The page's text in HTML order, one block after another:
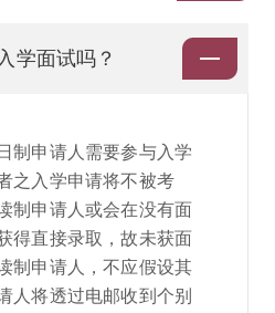
学面试吗？
制申请人需要参与入学
之入学申请将不被考
制申请人或会在没有面
得直接录取，故未获面
制申请人，不应假设其
人将透过电邮收到个别